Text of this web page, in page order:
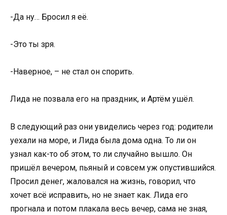
-Да ну… Бросил я её.
-Это ты зря.
-Наверное, – не стал он спорить.
Лида не позвала его на праздник, и Артём ушёл.
В следующий раз они увиделись через год: родители
уехали на море, и Лида была дома одна. То ли он
узнал как-то об этом, то ли случайно вышло. Он
пришёл вечером, пьяный и совсем уж опустившийся.
Просил денег, жаловался на жизнь, говорил, что
хочет всё исправить, но не знает как. Лида его
прогнала и потом плакала весь вечер, сама не зная,